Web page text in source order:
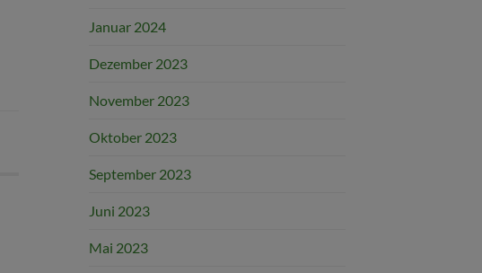
Januar 2024
Dezember 2023
November 2023
Oktober 2023
September 2023
Juni 2023
Mai 2023